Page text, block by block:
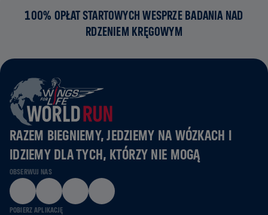
100% OPŁAT STARTOWYCH WESPRZE BADANIA NAD
RDZENIEM KRĘGOWYM
RAZEM BIEGNIEMY, JEDZIEMY NA WÓZKACH I
IDZIEMY DLA TYCH, KTÓRZY NIE MOGĄ
OBSERWUJ NAS
POBIERZ APLIKACJĘ